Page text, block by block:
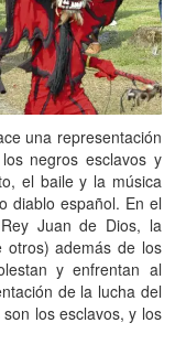
una representación
negros esclavos y
el baile y la música
diablo español. En el
Juan de Dios, la
otros) además de los
y enfrentan al
de la lucha del
los esclavos, y los